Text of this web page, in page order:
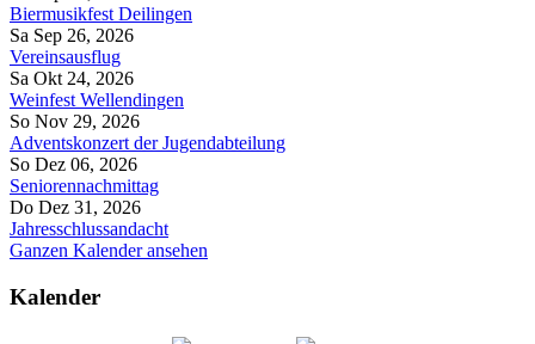
Biermusikfest Deilingen
Sa Sep 26, 2026
Vereinsausflug
Sa Okt 24, 2026
Weinfest Wellendingen
So Nov 29, 2026
Adventskonzert der Jugendabteilung
So Dez 06, 2026
Seniorennachmittag
Do Dez 31, 2026
Jahresschlussandacht
Ganzen Kalender ansehen
Kalender